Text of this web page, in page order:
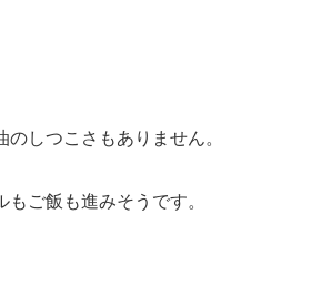
しつこさもありません。
もご飯も進みそうです。